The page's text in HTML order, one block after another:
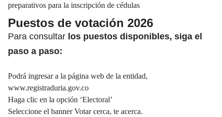
preparativos para la inscripción de cédulas
Puestos de votación 2026
Para consultar los puestos disponibles, siga el
paso a paso:
Podrá ingresar a la página web de la entidad,
www.registraduria.gov.co
Haga clic en la opción ‘Electoral’
Seleccione el banner Votar cerca, te acerca.